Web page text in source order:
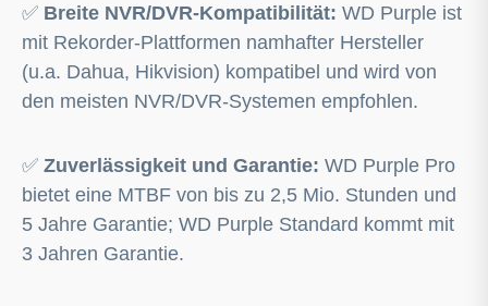
✅ Breite NVR/DVR-Kompatibilität: WD Purple ist
mit Rekorder-Plattformen namhafter Hersteller
(u.a. Dahua, Hikvision) kompatibel und wird von
den meisten NVR/DVR-Systemen empfohlen.
✅ Zuverlässigkeit und Garantie: WD Purple Pro
bietet eine MTBF von bis zu 2,5 Mio. Stunden und
5 Jahre Garantie; WD Purple Standard kommt mit
3 Jahren Garantie.